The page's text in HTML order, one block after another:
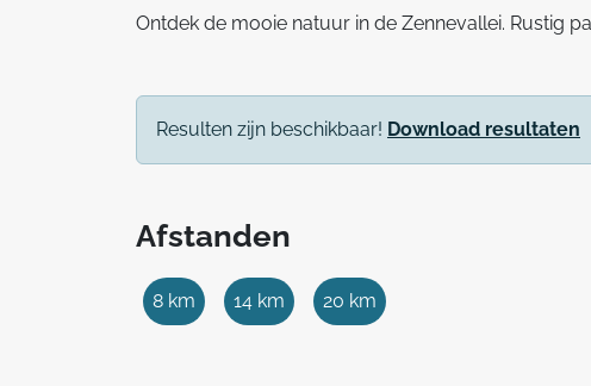
Ontdek de mooie natuur in de Zennevallei. Rustig
Resulten zijn beschikbaar! Download resultaten
Afstanden
8 km 14 km 20 km